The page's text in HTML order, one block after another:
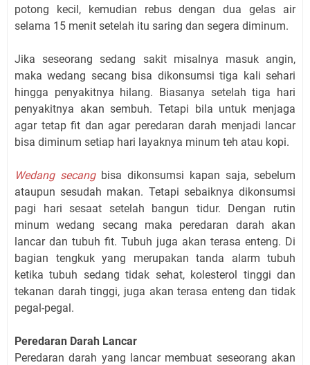
potong kecil, kemudian rebus dengan dua gelas air
selama 15 menit setelah itu saring dan segera diminum.
Jika seseorang sedang sakit misalnya masuk angin,
maka wedang secang bisa dikonsumsi tiga kali sehari
hingga penyakitnya hilang. Biasanya setelah tiga hari
penyakitnya akan sembuh. Tetapi bila untuk menjaga
agar tetap fit dan agar peredaran darah menjadi lancar
bisa diminum setiap hari layaknya minum teh atau kopi.
Wedang secangbisa dikonsumsi kapan saja, sebelum
ataupun sesudah makan. Tetapi sebaiknya dikonsumsi
pagi hari sesaat setelah bangun tidur. Dengan rutin
minum wedang secang maka peredaran darah akan
lancar dan tubuh fit. Tubuh juga akan terasa enteng. Di
bagian tengkuk yang merupakan tanda alarm tubuh
ketika tubuh sedang tidak sehat, kolesterol tinggi dan
tekanan darah tinggi, juga akan terasa enteng dan tidak
pegal-pegal.
Peredaran Darah Lancar
Peredaran darah yang lancar membuat seseorang akan